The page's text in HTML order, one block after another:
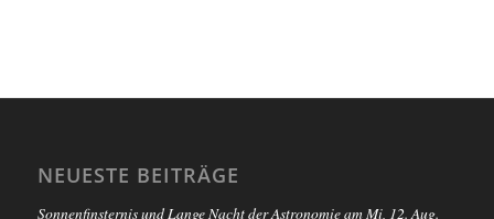
NEUESTE BEITRÄGE
Sonnenfinsternis und Lange Nacht der Astronomie am Mi, 12. Aug.